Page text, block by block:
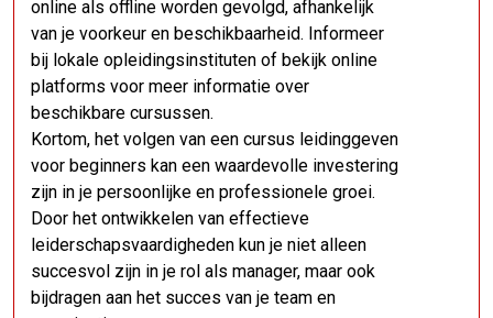
online als offline worden gevolgd, afhankelijk
van je voorkeur en beschikbaarheid. Informeer
bij lokale opleidingsinstituten of bekijk online
platforms voor meer informatie over
beschikbare cursussen.
Kortom, het volgen van een cursus leidinggeven
voor beginners kan een waardevolle investering
zijn in je persoonlijke en professionele groei.
Door het ontwikkelen van effectieve
leiderschapsvaardigheden kun je niet alleen
succesvol zijn in je rol als manager, maar ook
bijdragen aan het succes van je team en